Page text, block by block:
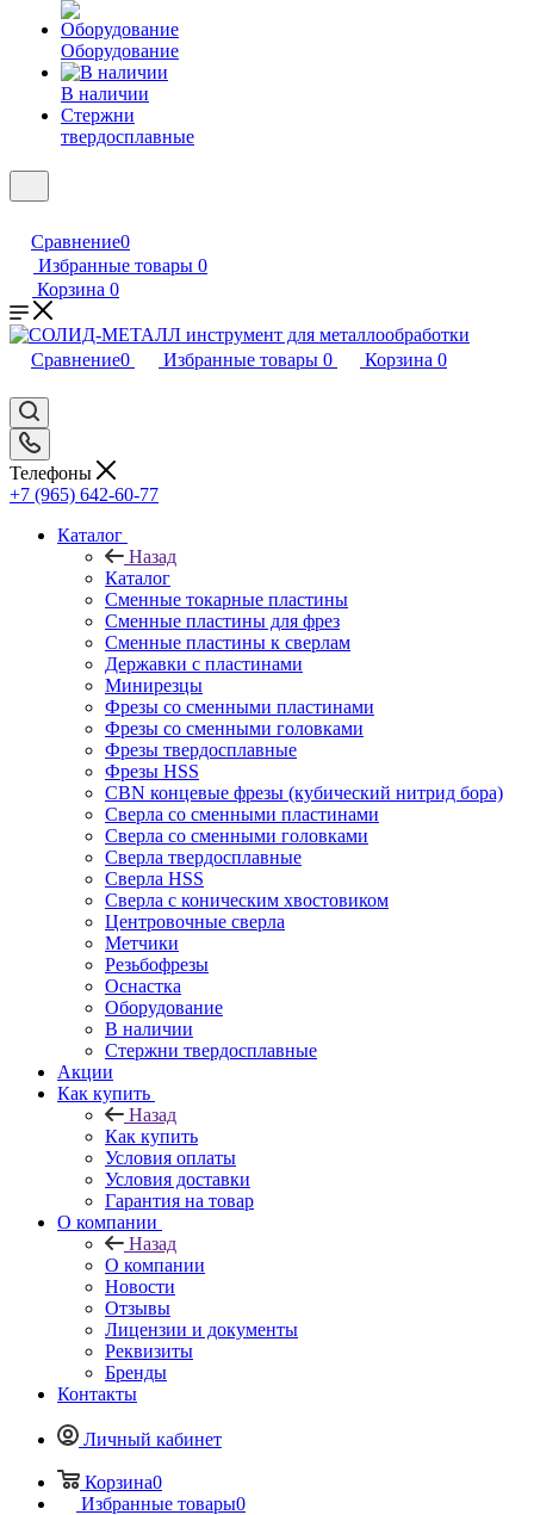
Оборудование
В наличии
Стержни
твердосплавные
Сравнение0
Избранные товары 0
Корзина 0
Сравнение0 Избранные товары 0 Корзина 0
Телефоны
+7 (965) 642-60-77
Каталог
Назад
Каталог
Сменные токарные пластины
Сменные пластины для фрез
Сменные пластины к сверлам
Державки с пластинами
Минирезцы
Фрезы со сменными пластинами
Фрезы со сменными головками
Фрезы твердосплавные
Фрезы HSS
CBN концевые фрезы (кубический нитрид бора)
Сверла со сменными пластинами
Сверла со сменными головками
Сверла твердосплавные
Сверла HSS
Сверла с коническим хвостовиком
Центровочные сверла
Метчики
Резьбофрезы
Оснастка
Оборудование
В наличии
Стержни твердосплавные
Акции
Как купить
Назад
Как купить
Условия оплаты
Условия доставки
Гарантия на товар
О компании
Назад
О компании
Новости
Отзывы
Лицензии и документы
Реквизиты
Бренды
Контакты
Личный кабинет
Корзина0
Избранные товары0